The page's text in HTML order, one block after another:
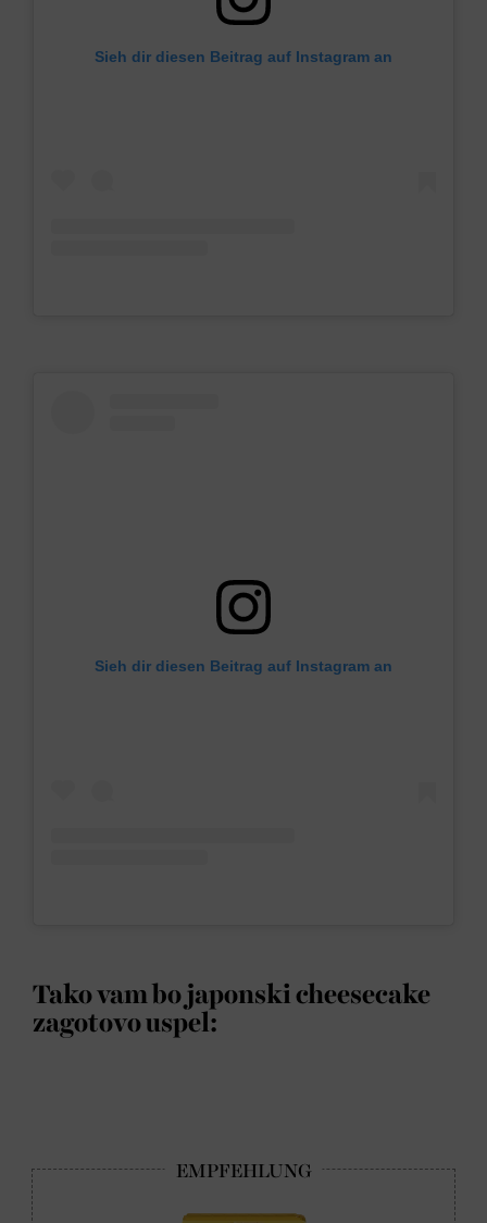
Sieh dir diesen Beitrag auf Instagram an
Sieh dir diesen Beitrag auf Instagram an
Tako vam bo japonski cheesecake
zagotovo uspel: